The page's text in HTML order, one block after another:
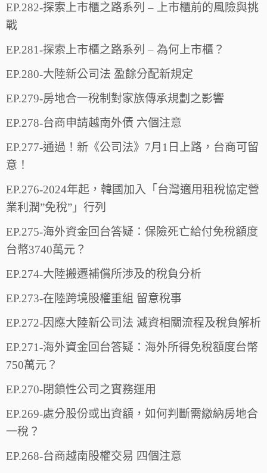
EP.282-探索上市櫃之路系列 – 上市櫃前的風險與挑
戰
EP.281-探索上市櫃之路系列 – 為何上市櫃？
EP.280-大陸新公司法 盈餘分配新規定
EP.279-房地合一稅制對家族傳承規劃之影響
EP.278-台商申請越南外債 六個注意
EP.277-通過！新《公司法》7月1日上路，台商可留
意！
EP.276-2024年起，韓國加入「台灣適用租稅協定營
業利潤”免稅”」行列
EP.275-海外資金回台答疑：保險死亡給付免稅額度
台幣3740萬元？
EP.274-大陸搬遷補償所渉及的稅負分析
EP.273-在陸跨境股權重組 留意稅事
EP.272-因應大陸新公司法 減資相關流程及稅負解析
EP.271-海外資金回台答疑：海外所得免稅額度台幣
750萬元？
EP.270-閉鎖性公司之實務運用
EP.269-處分股份或出資額，如何判斷需繳納房地合
一稅？
EP.268-台商越南股權交易 四個注意